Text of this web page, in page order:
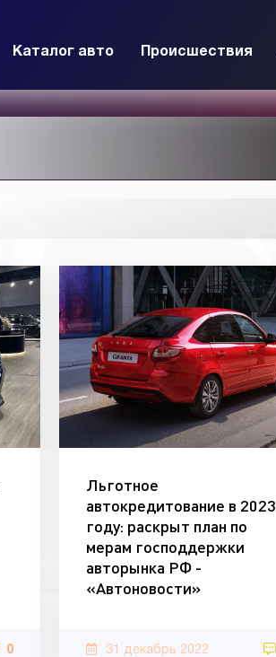
Каталог авто Происшествия
0
Льготное
автокредитование в 2023
году: раскрыт план по
мерам господдержки
авторынка РФ -
«Автоновости»
31 декабрь 2022